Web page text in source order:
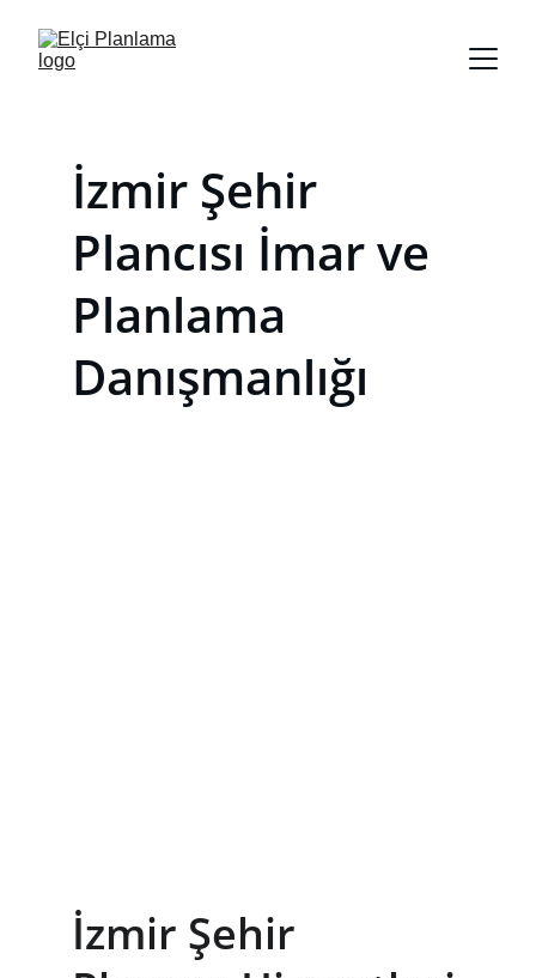
İzmir Şehir
Plancısı İmar ve
Planlama
Danışmanlığı
İzmir Şehir